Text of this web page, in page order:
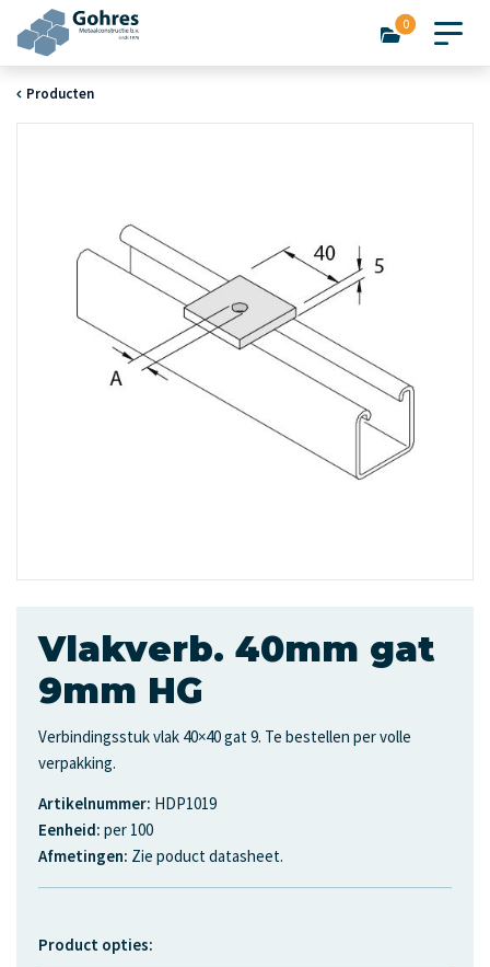
0
Producten
Vlakverb. 40mm gat
9mm HG
Verbindingsstuk vlak 40×40 gat 9. Te bestellen per volle
verpakking.
Artikelnummer: HDP1019
Eenheid: per 100
Afmetingen: Zie poduct datasheet.
Product opties: